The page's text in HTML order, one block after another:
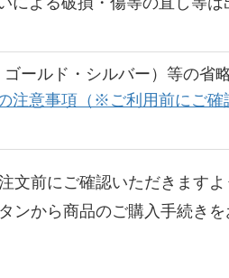
ールド・シルバー）等の省
注意事項（※ご利用前にご確
文前にご確認いただきます
ンから商品のご購入手続きを